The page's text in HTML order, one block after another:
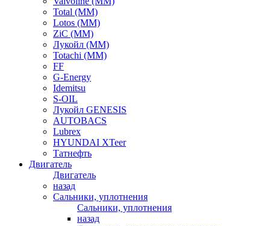
Total (ММ)
Lotos (ММ)
ZiC (ММ)
Лукойл (ММ)
Totachi (MM)
FF
G-Energy
Idemitsu
S-OIL
Лукойл GENESIS
AUTOBACS
Lubrex
HYUNDAI XTeer
Татнефть
Двигатель
Двигатель
назад
Сальники, уплотнения
Сальники, уплотнения
назад